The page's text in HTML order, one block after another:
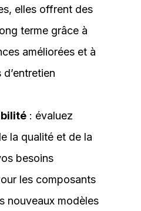
elles offrent des
terme grâce à
améliorées et à
: évaluez
la qualité et de la
besoins
les composants
nouveaux modèles